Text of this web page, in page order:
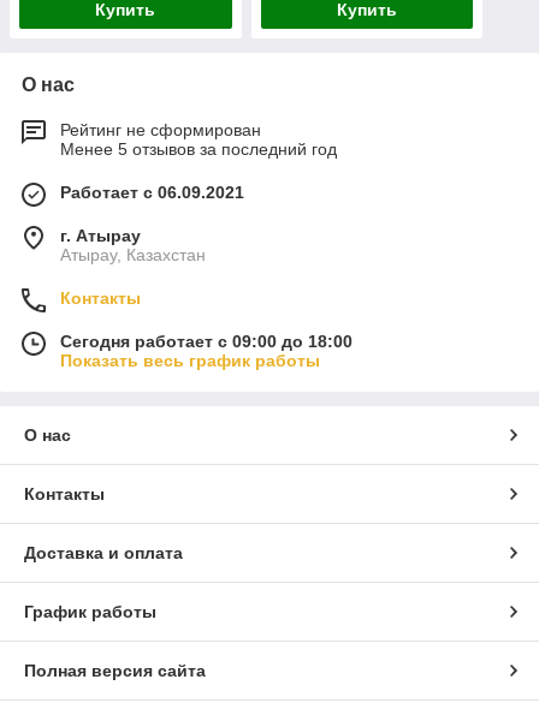
Купить Купить
О нас
Рейтинг не сформирован
Менее 5 отзывов за последний год
Работает с 06.09.2021
г. Атырау
Атырау, Казахстан
Контакты
Сегодня работает с 09:00 до 18:00
Показать весь график работы
О нас
Контакты
Доставка и оплата
График работы
Полная версия сайта